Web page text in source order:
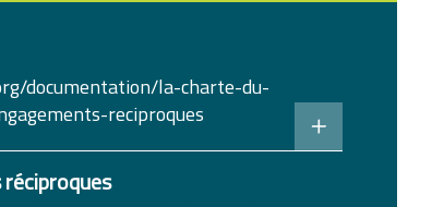
documentation/la-charte-du-
reciproques